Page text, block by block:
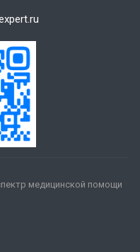
медицинской помощи